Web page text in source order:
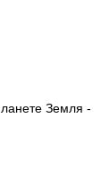
Земля -